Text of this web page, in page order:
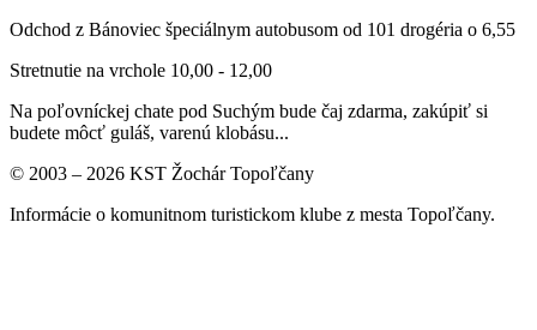
Odchod z Bánoviec špeciálnym autobusom od 101 drogéria o 6,55
Stretnutie na vrchole 10,00 - 12,00
Na poľovníckej chate pod Suchým bude čaj zdarma, zakúpiť si
budete môcť guláš, varenú klobásu...
© 2003 – 2026 KST Žochár Topoľčany
Informácie o komunitnom turistickom klube z mesta Topoľčany.